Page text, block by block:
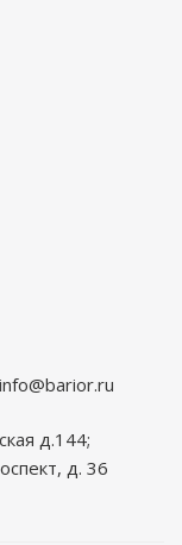
info@barior.ru
д.144;
д. 36